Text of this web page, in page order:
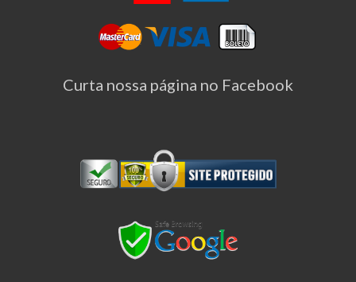
Curta nossa página no Facebook